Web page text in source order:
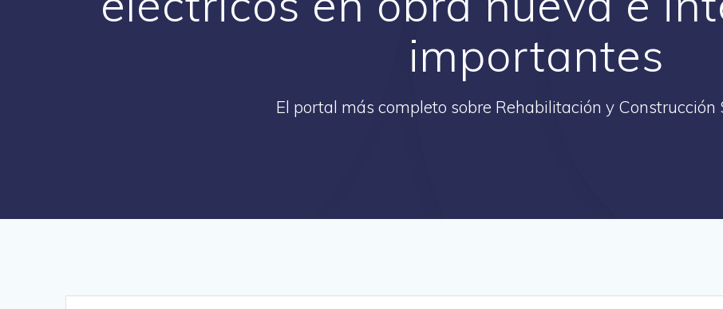
importantes
El portal más completo sobre Rehabilitación y Construcción